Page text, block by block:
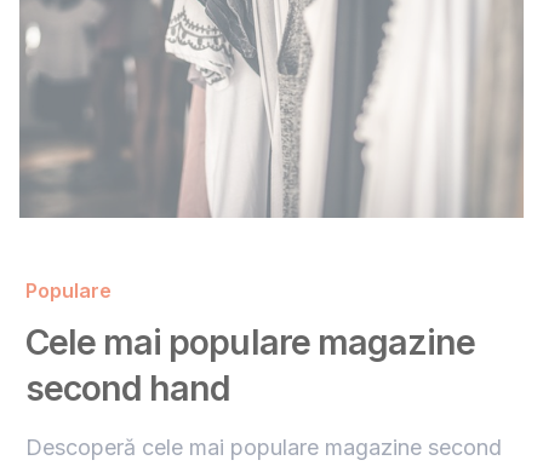
Populare
Cele mai populare magazine
second hand
Descoperă cele mai populare magazine second